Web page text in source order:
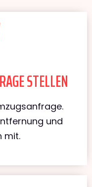
STELLEN
und
mit.